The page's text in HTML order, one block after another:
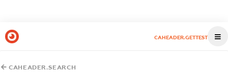
CAHEADER.GETTEST
CAHEADER.SEARCH